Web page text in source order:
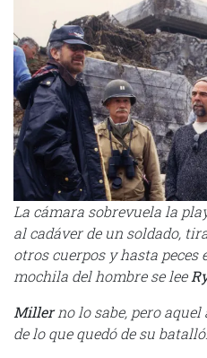
La cámara sobrevuela la
al cadáver de un soldado,
otros cuerpos y hasta peces
mochila del hombre se lee
Millerno lo sabe, pero
de lo que quedó de su